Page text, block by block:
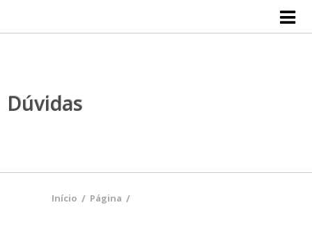
Pesquisa
Dúvidas
Início / Página /